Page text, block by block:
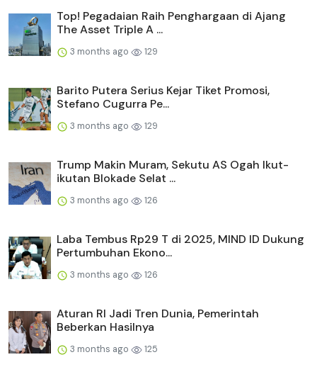
Top! Pegadaian Raih Penghargaan di Ajang
The Asset Triple A ...
3 months ago 129
Barito Putera Serius Kejar Tiket Promosi,
Stefano Cugurra Pe...
3 months ago 129
Trump Makin Muram, Sekutu AS Ogah Ikut-
ikutan Blokade Selat ...
3 months ago 126
Laba Tembus Rp29 T di 2025, MIND ID Dukung
Pertumbuhan Ekono...
3 months ago 126
Aturan RI Jadi Tren Dunia, Pemerintah
Beberkan Hasilnya
3 months ago 125